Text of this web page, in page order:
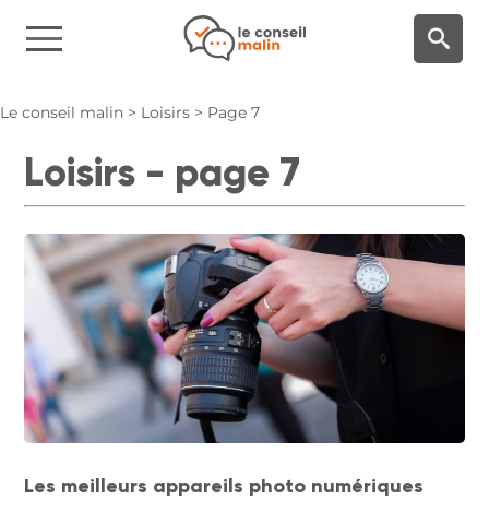
Le conseil malin > Loisirs > Page 7
Loisirs - page 7
Les meilleurs appareils photo numériques